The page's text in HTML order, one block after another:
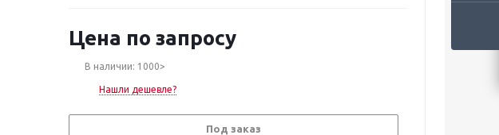
Цена по запросу
В наличии: 1000>
Нашли дешевле?
Под заказ